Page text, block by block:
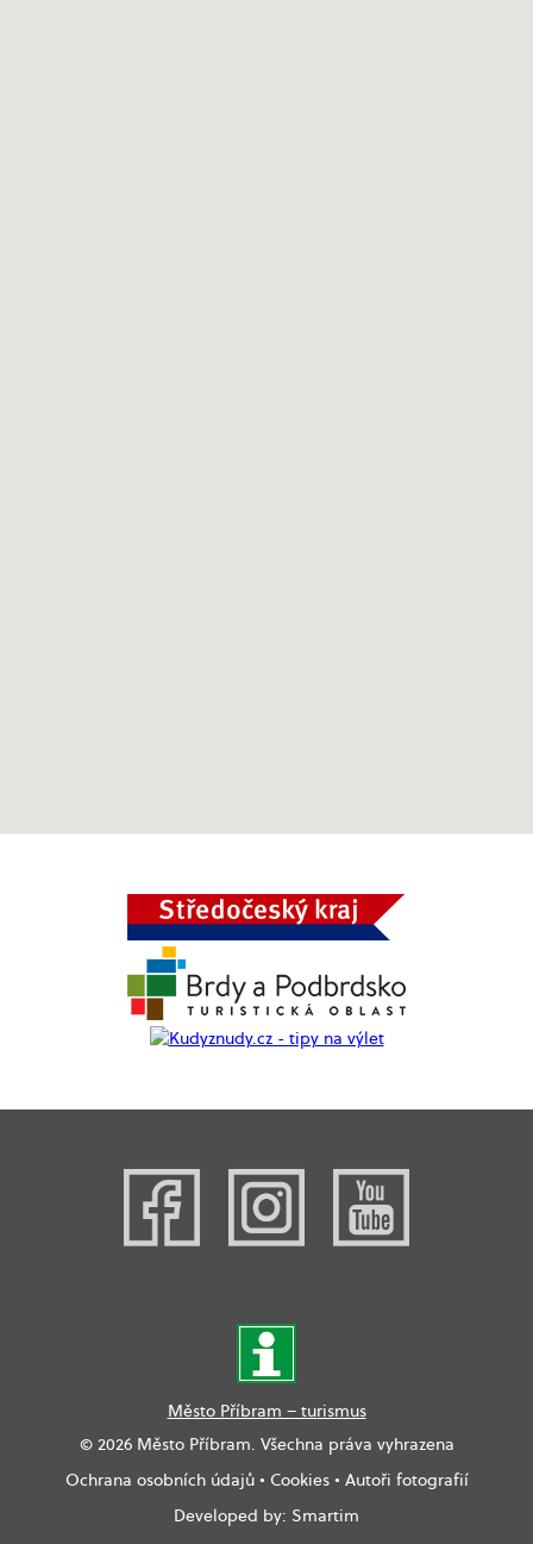
Město Příbram – turismus
© 2026 Město Příbram. Všechna práva vyhrazena
Ochrana osobních údajů• Cookies• Autoři fotografií
Developed by: Smartim